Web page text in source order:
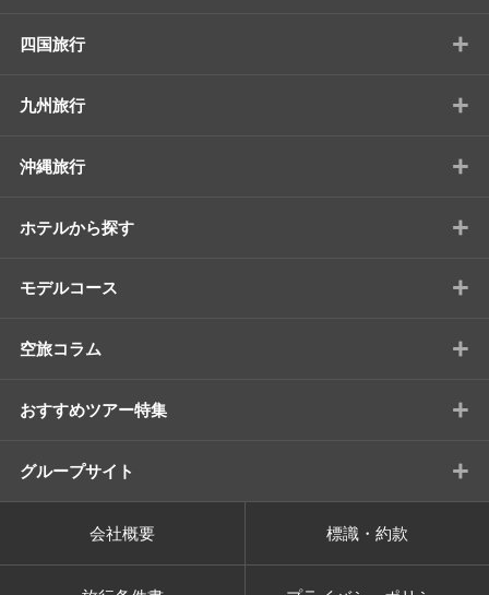
四国旅行 +
九州旅行 +
沖縄旅行 +
ホテルから探す +
モデルコース +
空旅コラム +
おすすめツアー特集 +
グループサイト +
会社概要 標識・約款